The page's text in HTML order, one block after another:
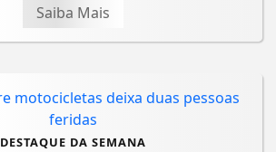
Saiba Mais
DESTAQUE DA SEMANA